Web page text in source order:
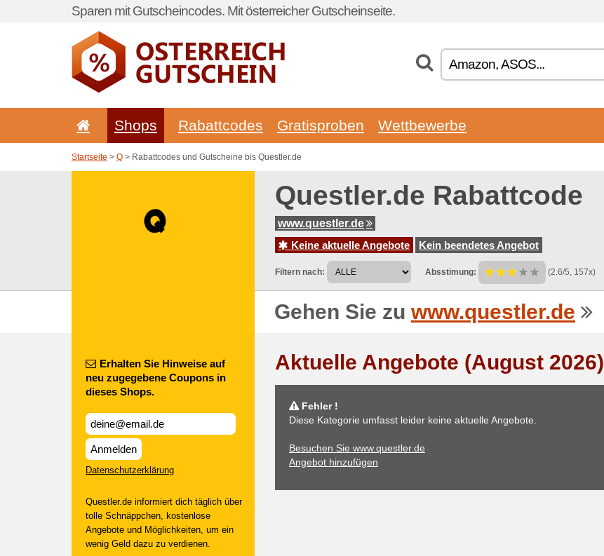
Sparen mit Gutscheincodes. Mit österreicher Gutscheinseite.
Shops Rabattcodes Gratisproben Wettbewerbe
Startseite > Q > Rabattcodes und Gutscheine bis Questler.de
Questler.de Rabattcode
www.questler.de
Keine aktuelle Angebote
Kein beendetes Angebot
Filtern nach: Absstimung: (2.6/5, 157x)
Gehen Sie zu www.questler.de
Erhalten Sie Hinweise auf
neu zugegebene Coupons in
dieses Shops.
Anmelden
Datenschutzerklärung
Questler.de informiert dich täglich über
tolle Schnäppchen, kostenlose
Angebote und Möglichkeiten, um ein
wenig Geld dazu zu verdienen.
Aktuelle Angebote (August 2026)
Fehler !
Diese Kategorie umfasst leider keine aktuelle Angebote.
Besuchen Sie www.questler.de
Angebot hinzufügen